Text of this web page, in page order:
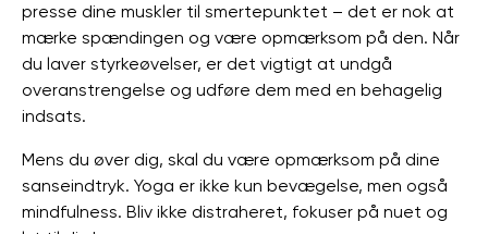
presse dine muskler til smertepunktet – det er nok at
mærke spændingen og være opmærksom på den. Når
du laver styrkeøvelser, er det vigtigt at undgå
overanstrengelse og udføre dem med en behagelig
indsats.
Mens du øver dig, skal du være opmærksom på dine
sanseindtryk. Yoga er ikke kun bevægelse, men også
mindfulness. Bliv ikke distraheret, fokuser på nuet og